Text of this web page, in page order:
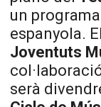
un
espanyola.
Joventuts
serà